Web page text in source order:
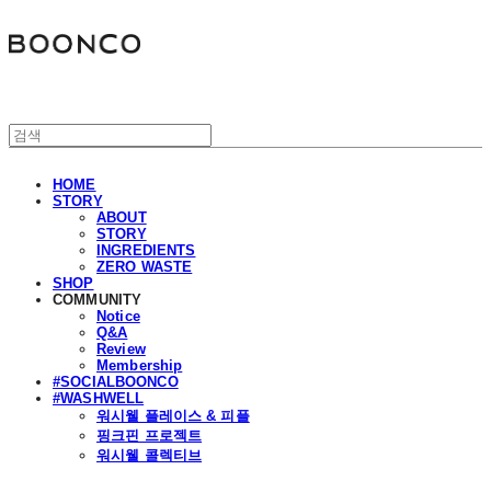
HOME
STORY
ABOUT
STORY
INGREDIENTS
ZERO WASTE
SHOP
COMMUNITY
Notice
Q&A
Review
Membership
#SOCIALBOONCO
#WASHWELL
워시웰 플레이스 & 피플
핑크핀 프로젝트
워시웰 콜렉티브